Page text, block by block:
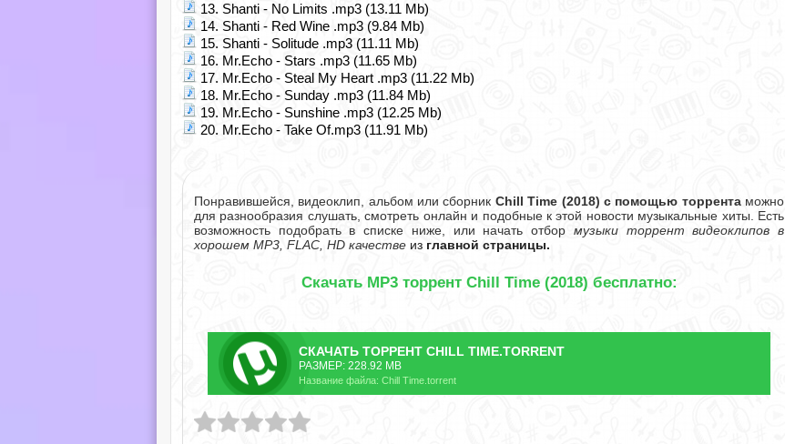
13. Shanti - No Limits .mp3 (13.11 Mb)
14. Shanti - Red Wine .mp3 (9.84 Mb)
15. Shanti - Solitude .mp3 (11.11 Mb)
16. Mr.Echo - Stars .mp3 (11.65 Mb)
17. Mr.Echo - Steal My Heart .mp3 (11.22 Mb)
18. Mr.Echo - Sunday .mp3 (11.84 Mb)
19. Mr.Echo - Sunshine .mp3 (12.25 Mb)
20. Mr.Echo - Take Of.mp3 (11.91 Mb)
Понравившейся, видеоклип, альбом или сборник Chill Time (2018) с помощью торрентаможно
для разнообразия слушать, смотреть онлайн и подобные к этой новости музыкальные хиты. Есть
возможность подобрать в списке ниже, или начать отбор музыки торрент видеоклипов в
хорошем MP3, FLAC, HD качестве из главной страницы.
Скачать MP3 торрент Chill Time (2018) бесплатно:
СКАЧАТЬ ТОРРЕНТ CHILL TIME.TORRENT
РАЗМЕР: 228.92 MB
Название файла: Chill Time.torrent